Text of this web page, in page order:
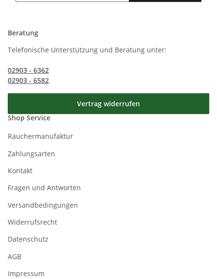
Beratung
Telefonische Unterstützung und Beratung unter:
02903 - 6362
02903 - 6582
Vertrag widerrufen
Shop Service
Räuchermanufaktur
Zahlungsarten
Kontakt
Fragen und Antworten
Versandbedingungen
Widerrufsrecht
Datenschutz
AGB
Impressum